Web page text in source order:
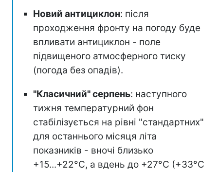
Новий антициклон: після
проходження фронту на погоду буде
впливати антициклон - поле
підвищеного атмосферного тиску
(погода без опадів).
"Класичний" серпень: наступного
тижня температурний фон
стабілізується на рівні "стандартних"
для останнього місяця літа
показників - вночі близько
+15...+22°C, а вдень до +27°C (+33°C